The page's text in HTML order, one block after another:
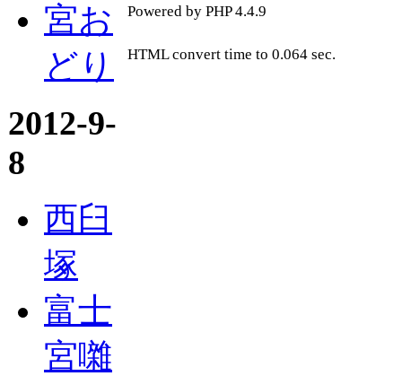
宮お
どり
2012-9-
8
西臼
塚
富士
宮囃
Powered by PHP 4.4.9
HTML convert time to 0.064 sec.